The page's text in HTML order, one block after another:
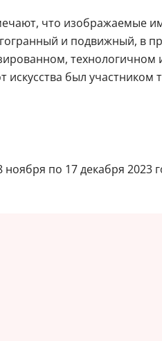
что изображаемые
и подвижный, в
был участником
по 17 декабря 2023